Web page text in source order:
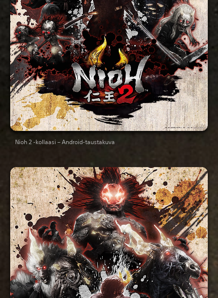
Nioh 2 -kollaasi – Android-taustakuva